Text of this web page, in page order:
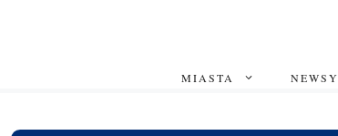
MIASTA NEWSY